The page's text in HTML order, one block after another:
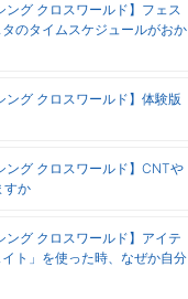
ング クロスワールド】フェス
のタイムスケジュールがおか
ング クロスワールド】体験版
ング クロスワールド】CNTや
すか
ング クロスワールド】アイテ
ト」を使った時、なぜか自分